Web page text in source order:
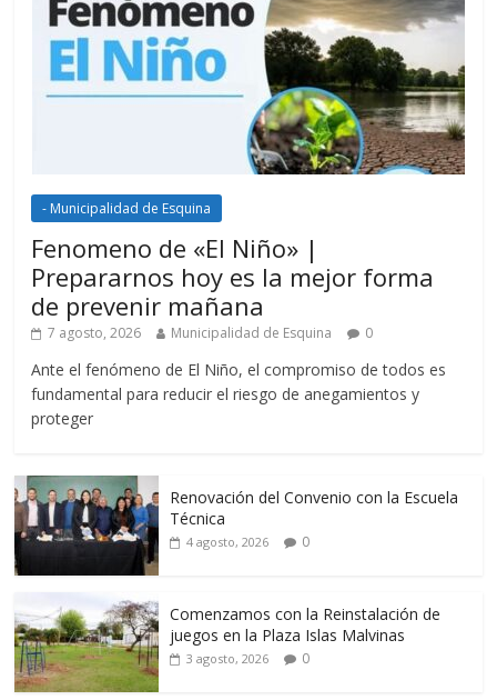
- Municipalidad de Esquina
Fenomeno de «El Niño» |
Prepararnos hoy es la mejor forma
de prevenir mañana
7 agosto, 2026 Municipalidad de Esquina 0
Ante el fenómeno de El Niño, el compromiso de todos es
fundamental para reducir el riesgo de anegamientos y
proteger
Renovación del Convenio con la Escuela
Técnica
4 agosto, 2026 0
Comenzamos con la Reinstalación de
juegos en la Plaza Islas Malvinas
3 agosto, 2026 0